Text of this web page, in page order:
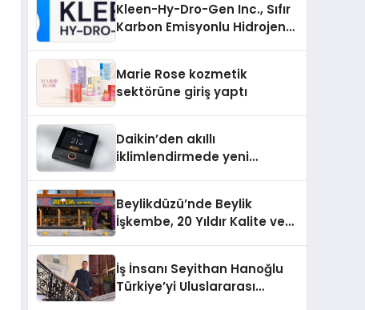
Kleen-Hy-Dro-Gen Inc., Sıfır
Karbon Emisyonlu Hidrojen
Aldı
Marie Rose kozmetik
sektörüne giriş yaptı
Daikin’den akıllı
iklimlendirmede yeni
Beylikdüzü’nde Beylik
İşkembe, 20 Yıldır Kalite ve
İş İnsanı Seyithan Hanoğlu
Türkiye’yi Uluslararası